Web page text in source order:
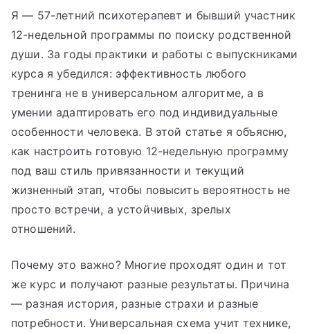
Я — 57-летний психотерапевт и бывший участник
12-недельной программы по поиску родственной
души. За годы практики и работы с выпускниками
курса я убедился: эффективность любого
тренинга не в универсальном алгоритме, а в
умении адаптировать его под индивидуальные
особенности человека. В этой статье я объясню,
как настроить готовую 12-недельную программу
под ваш стиль привязанности и текущий
жизненный этап, чтобы повысить вероятность не
просто встречи, а устойчивых, зрелых
отношений.
Почему это важно? Многие проходят один и тот
же курс и получают разные результаты. Причина
— разная история, разные страхи и разные
потребности. Универсальная схема учит технике,